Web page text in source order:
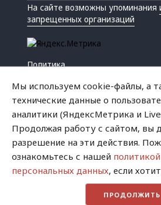
На сайте возможны упоминания
запрещенных организаций
Политика
Успех
Хватит это терпеть
Мы используем cookie-файлы, а
технические данные о
аналитики (ЯндексМетрика и
Продолжая работу с сайтом, вы
разрешение на эти действия.
ознакомьтесь с нашей
персональных данных, если
ПРОДОЛЖИТЬ